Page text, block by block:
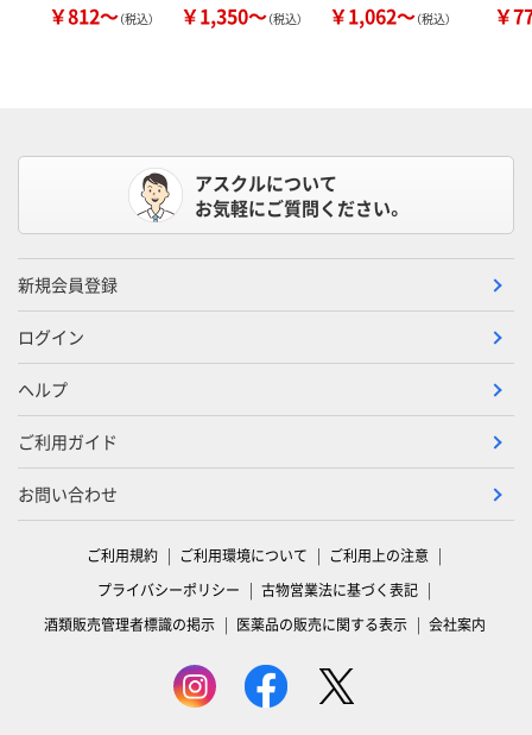
￥812～（税込） ￥1,350～（税込） ￥1,062～（税込） ￥
アスクルについて
お気軽にご質問ください。
新規会員登録
ログイン
ヘルプ
ご利用ガイド
お問い合わせ
ご利用規約 ご利用環境について
ご利用上の注意
プライバシーポリシー
古物営業法に基づく表記
酒類販売管理者標識の掲示
医薬品の販売に関する表示 会社案内